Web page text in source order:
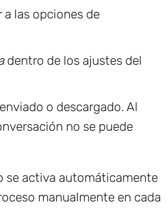
a las opciones de
dentro de los ajustes del
o descargado. Al
no se puede
se activa automáticamente
manualmente en cada